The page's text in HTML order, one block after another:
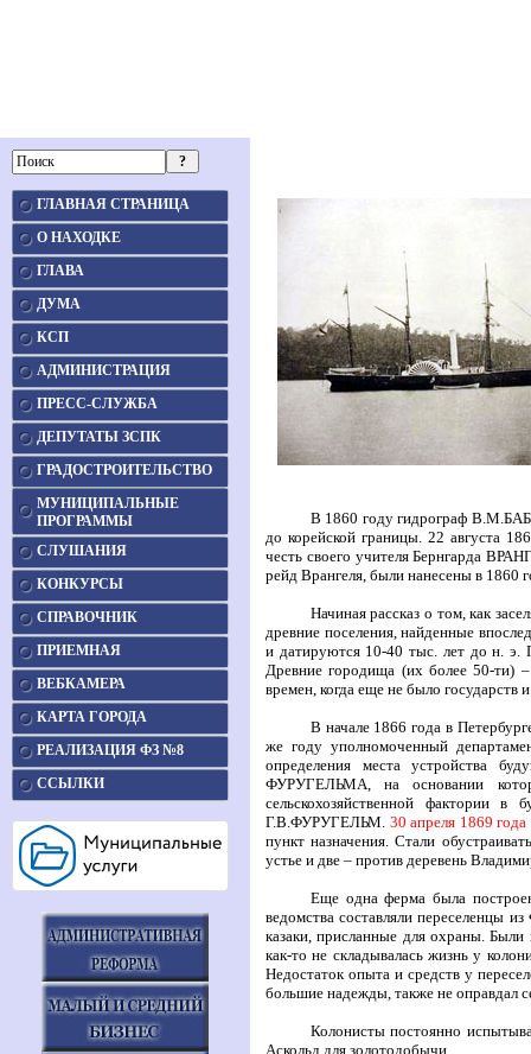
ГЛАВНАЯ СТРАНИЦА
О НАХОДКЕ
ГЛАВА
ДУМА
КСП
АДМИНИСТРАЦИЯ
ПРЕСС-СЛУЖБА
ДЕПУТАТЫ ЗСПК
ГРАДОСТРОИТЕЛЬСТВО
МУНИЦИПАЛЬНЫЕ
ПРОГРАММЫ
СЛУШАНИЯ
КОНКУРСЫ
СПРАВОЧНИК
ПРИЕМНАЯ
ВЕБКАМЕРА
КАРТА ГОРОДА
РЕАЛИЗАЦИЯ ФЗ №8
ССЫЛКИ
В 1860 году гидрограф
до корейской границы. 22 августа
честь своего учителя Бернгарда
рейд Врангеля, были нанесены в 1860
Начиная рассказ о том, как
древние поселения, найденные
и датируются 10-40 тыс. лет до н. э.
Древние городища (их более 50-ти)
времен, когда еще не было государств
В начале 1866 года в
же году уполномоченный
определения места устройства
ФУРУГЕЛЬМА, на основании
сельскохозяйственной фактории
Г.В.ФУРУГЕЛЬМ. 30 апреля 1869 года
пункт назначения. Стали
устье и две – против деревень
Еще одна ферма была
ведомства составляли переселенцы
казаки, присланные для охраны.
как-то не складывалась жизнь у
Недостаток опыта и средств у
большие надежды, также не оправдал
Колонисты постоянно
Аскольд для золотодобычи.